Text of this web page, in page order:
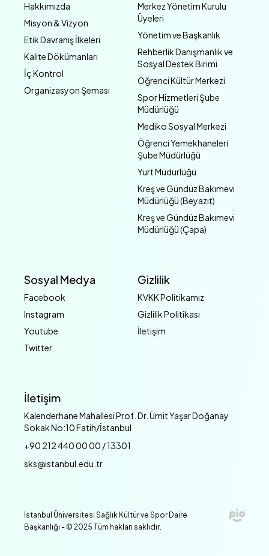
Hakkımızda
Misyon & Vizyon
Etik Davranış İlkeleri
Kalite Dökümanları
İç Kontrol
Organizasyon Şeması
Merkez Yönetim Kurulu
Üyeleri
Yönetim ve Başkanlık
Rehberlik Danışmanlık ve
Sosyal Destek Birimi
Öğrenci Kültür Merkezi
Spor Hizmetleri Şube
Müdürlüğü
Mediko Sosyal Merkezi
Öğrenci Yemekhaneleri
Şube Müdürlüğü
Yurt Müdürlüğü
Kreş ve Gündüz Bakımevi
Müdürlüğü (Beyazıt)
Kreş ve Gündüz Bakımevi
Müdürlüğü (Çapa)
Sosyal Medya
Facebook
Instagram
Youtube
Twitter
Gizlilik
KVKK Politikamız
Gizlilik Politikası
İletişim
İletişim
Kalenderhane Mahallesi Prof. Dr. Ümit Yaşar Doğanay
Sokak No:10 Fatih/İstanbul
+90 212 440 00 00 / 13301
sks@istanbul.edu.tr
İstanbul Üniversitesi Sağlık Kültür ve Spor Daire
Başkanlığı - © 2025 Tüm hakları saklıdır.